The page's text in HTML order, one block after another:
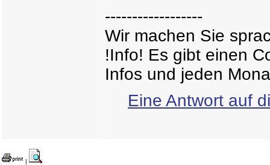
------------------
Wir machen Sie
!Info! Es gibt einen
Infos und jeden
Eine Antwort auf
|